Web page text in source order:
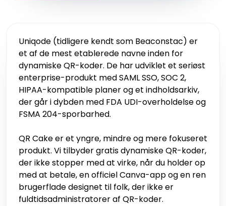
Uniqode (tidligere kendt som Beaconstac) er
et af de mest etablerede navne inden for
dynamiske QR-koder. De har udviklet et seriøst
enterprise-produkt med SAML SSO, SOC 2,
HIPAA-kompatible planer og et indholdsarkiv,
der går i dybden med FDA UDI-overholdelse og
FSMA 204-sporbarhed.
QR Cake er et yngre, mindre og mere fokuseret
produkt. Vi tilbyder gratis dynamiske QR-koder,
der ikke stopper med at virke, når du holder op
med at betale, en officiel Canva-app og en ren
brugerflade designet til folk, der ikke er
fuldtidsadministratorer af QR-koder.